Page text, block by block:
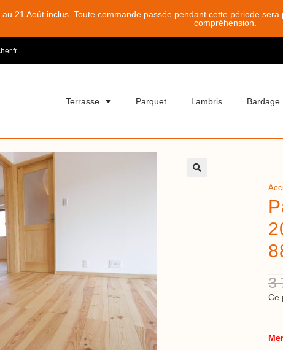
21 Août inclus. Toute commande passée pendant cette période
compréhension.
Terrasse Parquet Lambris Bardage
Ce